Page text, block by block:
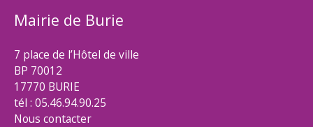
Mairie de Burie
7 place de l’Hôtel de ville
BP 70012
17770 BURIE
tél : 05.46.94.90.25
Nous contacter